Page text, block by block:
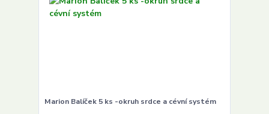
Marion Balíček 5 ks -okruh srdce a cévní systém